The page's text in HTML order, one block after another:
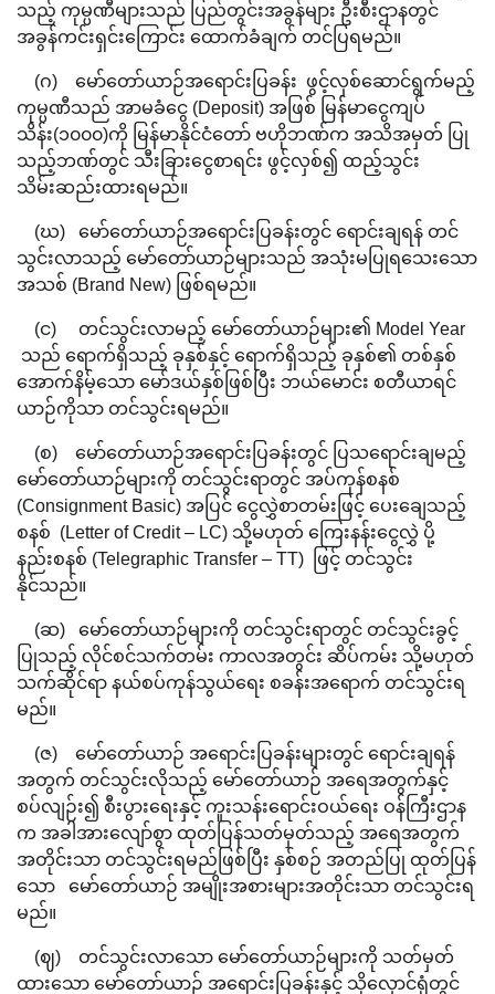
သည့် ကုမ္ပဏီများသည် ပြည်တွင်းအခွန်များ ဦးစီးဌာနတွင်
အခွန်ကင်းရှင်းကြောင်း ထောက်ခံချက် တင်ပြရမည်။
(ဂ) မော်တော်ယာဉ်အရောင်းပြခန်း ဖွင့်လှစ်ဆောင်ရွက်မည့်
ကုမ္ပဏီသည် အာမခံငွေ (Deposit) အဖြစ် မြန်မာငွေကျပ်
သိန်း(၁၀၀၀)ကို မြန်မာနိုင်ငံတော် ဗဟိုဘဏ်က အသိအမှတ် ပြု
သည့်ဘဏ်တွင် သီးခြားငွေစာရင်း ဖွင့်လှစ်၍ ထည့်သွင်း
သိမ်းဆည်းထားရမည်။
(ဃ) မော်တော်ယာဉ်အရောင်းပြခန်းတွင် ရောင်းချရန် တင်
သွင်းလာသည့် မော်တော်ယာဉ်များသည် အသုံးမပြုရသေးသော
အသစ် (Brand New) ဖြစ်ရမည်။
(င) တင်သွင်းလာမည့် မော်တော်ယာဉ်များ၏ Model Year
သည် ရောက်ရှိသည့် ခုနှစ်နှင့် ရောက်ရှိသည့် ခုနှစ်၏ တစ်နှစ်
အောက်နိမ့်သော မော်ဒယ်နှစ်ဖြစ်ပြီး ဘယ်မောင်း စတီယာရင်
ယာဉ်ကိုသာ တင်သွင်းရမည်။
(စ) မော်တော်ယာဉ်အရောင်းပြခန်းတွင် ပြသရောင်းချမည့်
မော်တော်ယာဉ်များကို တင်သွင်းရာတွင် အပ်ကုန်စနစ်
(Consignment Basic) အပြင် ငွေလွှဲစာတမ်းဖြင့် ပေးချေသည့်
စနစ် (Letter of Credit – LC) သို့မဟုတ် ကြေးနန်းငွေလွှဲ ပို့
နည်းစနစ် (Telegraphic Transfer – TT) ဖြင့် တင်သွင်း
နိုင်သည်။
(ဆ) မော်တော်ယာဉ်များကို တင်သွင်းရာတွင် တင်သွင်းခွင့်
ပြုသည့် လိုင်စင်သက်တမ်း ကာလအတွင်း ဆိပ်ကမ်း သို့မဟုတ်
သက်ဆိုင်ရာ နယ်စပ်ကုန်သွယ်ရေး စခန်းအရောက် တင်သွင်းရ
မည်။
(ဇ) မော်တော်ယာဉ် အရောင်းပြခန်းများတွင် ရောင်းချရန်
အတွက် တင်သွင်းလိုသည့် မော်တော်ယာဉ် အရေအတွက်နှင့်
စပ်လျဉ်း၍ စီးပွားရေးနှင့် ကူးသန်းရောင်းဝယ်ရေး ဝန်ကြီးဌာန
က အခါအားလျော်စွာ ထုတ်ပြန်သတ်မှတ်သည့် အရေအတွက်
အတိုင်းသာ တင်သွင်းရမည်ဖြစ်ပြီး နှစ်စဉ် အတည်ပြု ထုတ်ပြန်
သော မော်တော်ယာဉ် အမျိုးအစားများအတိုင်းသာ တင်သွင်းရ
မည်။
(ဈ) တင်သွင်းလာသော မော်တော်ယာဉ်များကို သတ်မှတ်
ထားသော မော်တော်ယာဉ် အရောင်းပြခန်းနှင့် သိုလှောင်ရုံတွင်